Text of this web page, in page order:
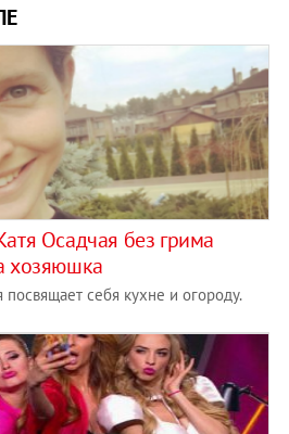
Осадчая без грима
хозяюшка
себя кухне и огороду.